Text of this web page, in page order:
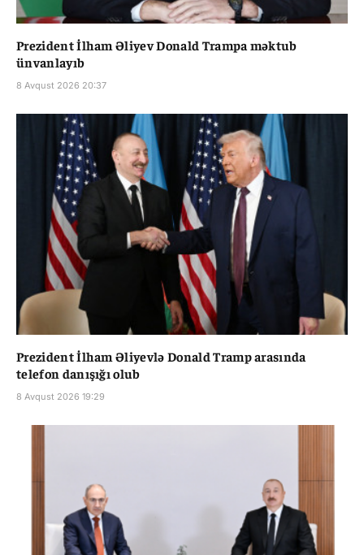
Prezident İlham Əliyev Donald Trampa məktub
ünvanlayıb
8 Avqust 2026 20:37
Prezident İlham Əliyevlə Donald Tramp arasında
telefon danışığı olub
8 Avqust 2026 19:29